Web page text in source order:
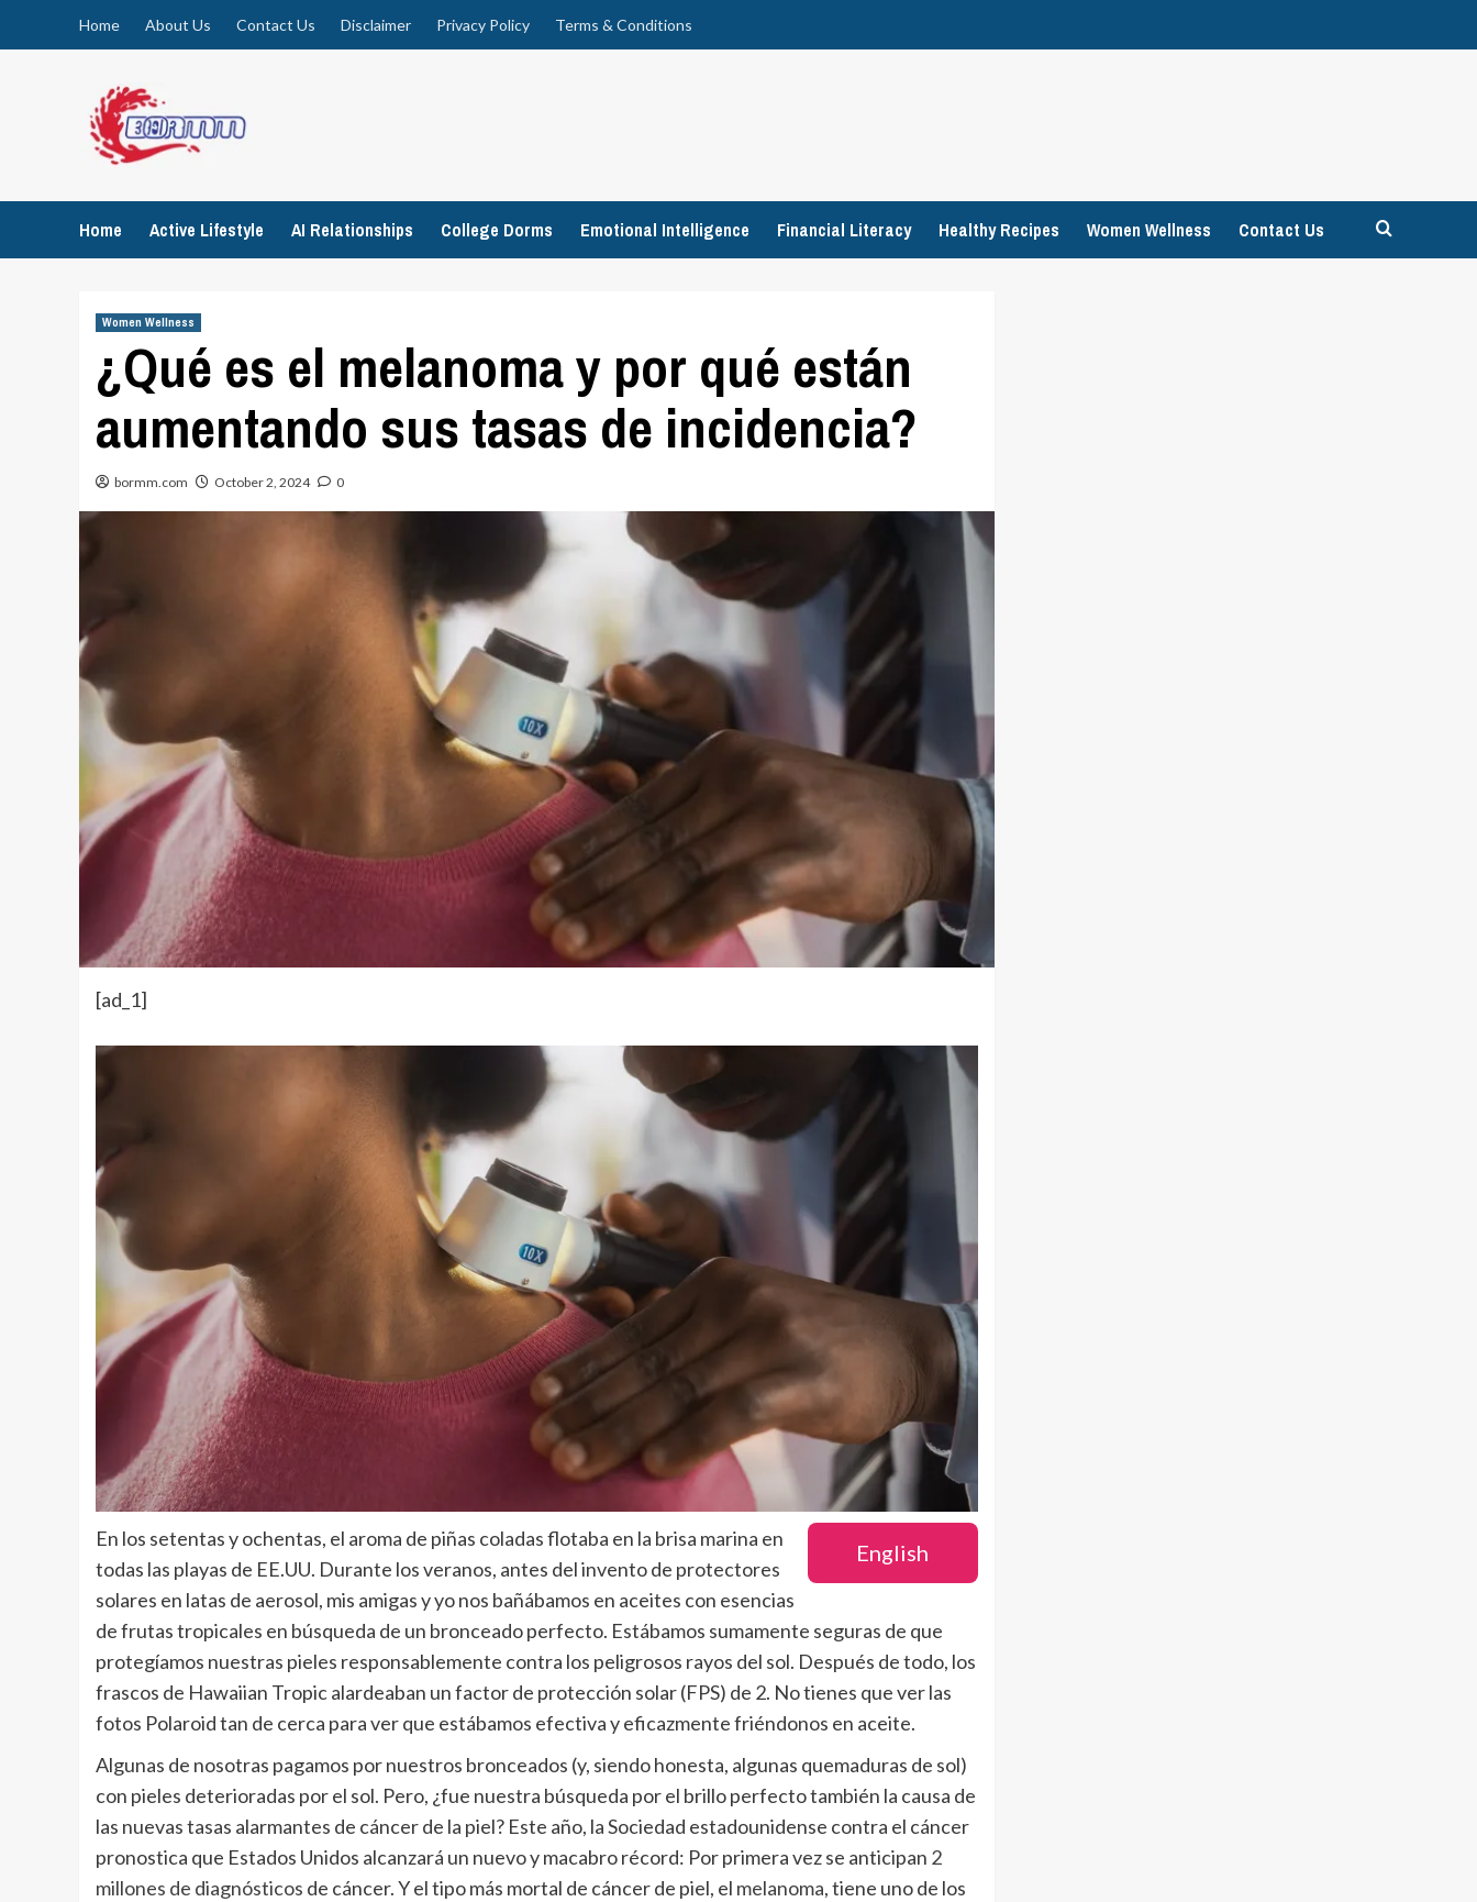
Home About Us Contact Us Disclaimer Privacy Policy Terms & Conditions
Home Active Lifestyle AI Relationships College Dorms Emotional Intelligence Financial Literacy Healthy Recipes Women Wellness Contact Us
Women Wellness
¿Qué es el melanoma y por qué están
aumentando sus tasas de incidencia?
bormm.com October 2, 2024 0
[ad_1]
English
En los setentas y ochentas, el aroma de piñas coladas flotaba en la brisa marina en
todas las playas de EE.UU. Durante los veranos, antes del invento de protectores
solares en latas de aerosol, mis amigas y yo nos bañábamos en aceites con esencias
de frutas tropicales en búsqueda de un bronceado perfecto. Estábamos sumamente seguras de que
protegíamos nuestras pieles responsablemente contra los peligrosos rayos del sol. Después de todo, los
frascos de Hawaiian Tropic alardeaban un factor de protección solar (FPS) de 2. No tienes que ver las
fotos Polaroid tan de cerca para ver que estábamos efectiva y eficazmente friéndonos en aceite.
Algunas de nosotras pagamos por nuestros bronceados (y, siendo honesta, algunas quemaduras de sol)
con pieles deterioradas por el sol. Pero, ¿fue nuestra búsqueda por el brillo perfecto también la causa de
las nuevas tasas alarmantes de cáncer de la piel? Este año, la Sociedad estadounidense contra el cáncer
pronostica que Estados Unidos alcanzará un nuevo y macabro récord: Por primera vez se anticipan 2
millones de diagnósticos de cáncer. Y el tipo más mortal de cáncer de piel, el melanoma, tiene uno de los